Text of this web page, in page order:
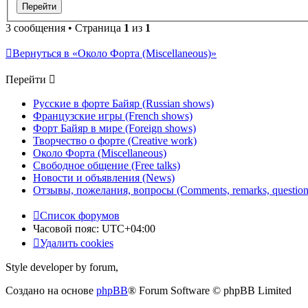
3 сообщения • Страница 1 из 1
Вернуться в «Около Форта (Miscellaneous)»
Перейти
Русские в форте Байяр (Russian shows)
Французские игры (French shows)
Форт Байяр в мире (Foreign shows)
Творчество о форте (Creative work)
Около Форта (Miscellaneous)
Свободное общение (Free talks)
Новости и объявления (News)
Отзывы, пожелания, вопросы (Comments, remarks,
Список форумов
Часовой пояс: UTC+04:00
Удалить cookies
Style developer by forum,
Создано на основе phpBB® Forum Software © phpBB Limited